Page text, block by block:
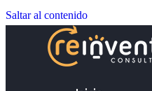
Saltar al contenido